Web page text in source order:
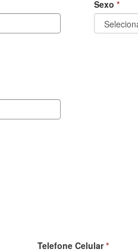
Sexo
Telefone Celular